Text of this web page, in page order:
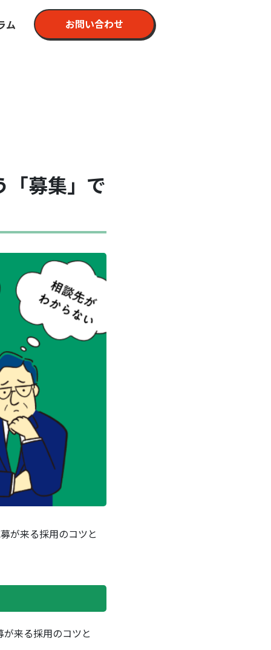
ム お問い合わせ
「募集」で
が来る採用のコツと
来る採用のコツと